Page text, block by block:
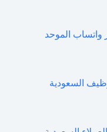
واتساب الموحد
السعودية